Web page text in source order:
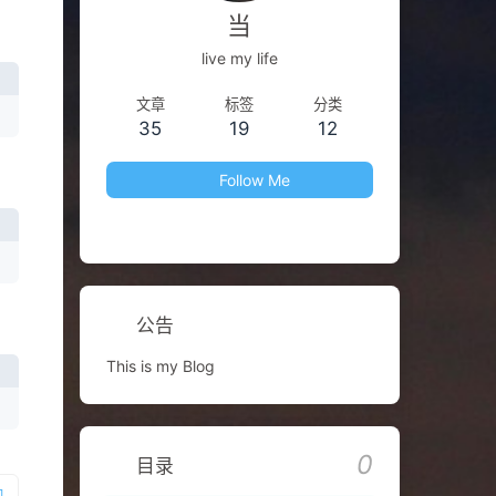
当
live my life
文章
35
标签
19
分类
12
Follow Me
公告
This is my Blog
目录 0